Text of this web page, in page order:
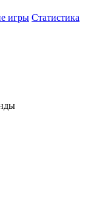
игры Статистика